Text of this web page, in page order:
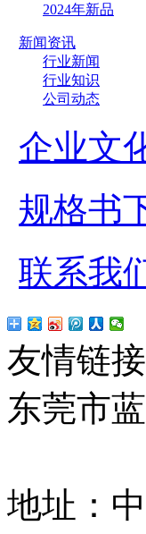
2024年新品
新闻资讯
行业新闻
行业知识
公司动态
企业文
规格书
联系我
友情链接
东莞市
地址：